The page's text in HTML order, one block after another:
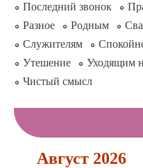
Последний звонок
Разное
Родным
Служителям
Утешение
Уходящим
Чистый смысл
Август 2026